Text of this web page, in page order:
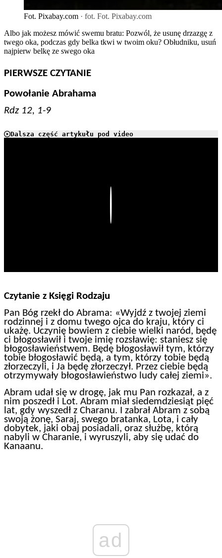
Fot. Pixabay.com · fot. Fot. Pixabay.com
Albo jak możesz mówić swemu bratu: Pozwól, że usunę drzazgę z
twego oka, podczas gdy belka tkwi w twoim oku? Obłudniku, usuń
najpierw belkę ze swego oka
PIERWSZE CZYTANIE
Powołanie Abrahama
Rdz 12, 1-9
Dalsza część artykułu pod video
Czytanie z Księgi Rodzaju
Pan Bóg rzekł do Abrama: «Wyjdź z twojej ziemi
rodzinnej i z domu twego ojca do kraju, który ci
ukażę. Uczynię bowiem z ciebie wielki naród, będę
ci błogosławił i twoje imię rozsławię: staniesz się
błogosławieństwem. Będę błogosławił tym, którzy
tobie błogosławić będą, a tym, którzy tobie będą
złorzeczyli, i Ja będę złorzeczył. Przez ciebie będą
otrzymywały błogosławieństwo ludy całej ziemi».
Abram udał się w drogę, jak mu Pan rozkazał, a z
nim poszedł i Lot. Abram miał siedemdziesiąt pięć
lat, gdy wyszedł z Charanu. I zabrał Abram z sobą
swoją żonę, Saraj, swego bratanka, Lota, i cały
dobytek, jaki obaj posiadali, oraz służbę, którą
nabyli w Charanie, i wyruszyli, aby się udać do
Kanaanu.
ad